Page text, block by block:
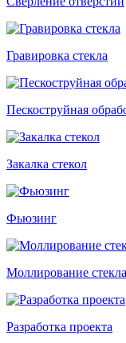
Гравировка стекла
Пескоструйная
Закалка стекол
Фьюзинг
Моллирование стекла
Разработка проекта